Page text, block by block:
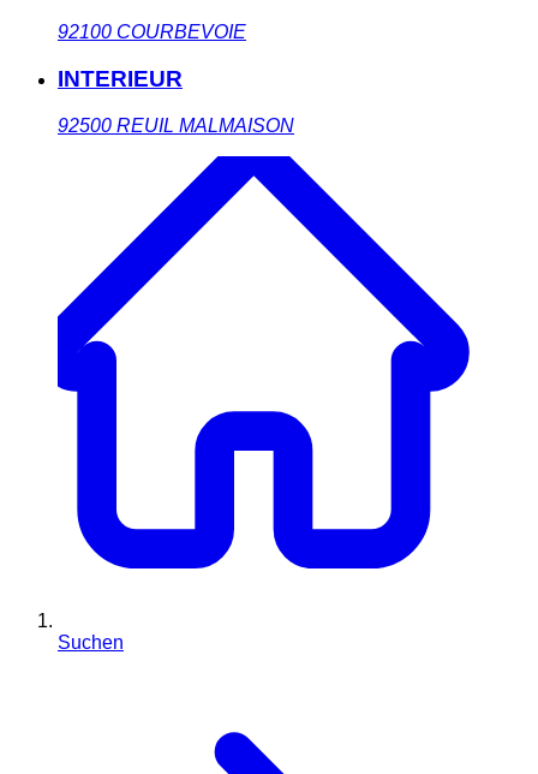
92100 COURBEVOIE
INTERIEUR
92500 REUIL MALMAISON
Suchen